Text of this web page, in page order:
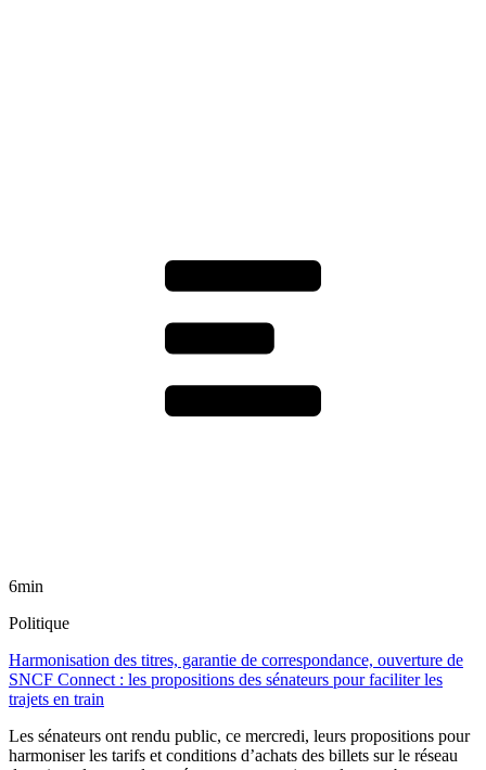
6min
Politique
Harmonisation des titres, garantie de correspondance, ouverture de
SNCF Connect : les propositions des sénateurs pour faciliter les
trajets en train
Les sénateurs ont rendu public, ce mercredi, leurs propositions pour
harmoniser les tarifs et conditions d’achats des billets sur le réseau